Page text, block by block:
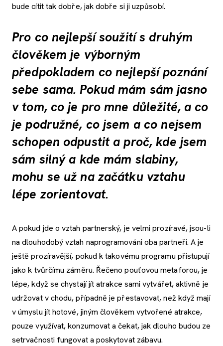
bude cítit tak dobře, jak dobře si ji uzpůsobí.
Pro co nejlepší soužití s druhým
člověkem je výborným
předpokladem co nejlepší poznání
sebe sama. Pokud mám sám jasno
v tom, co je pro mne důležité, a co
je podružné, co jsem a co nejsem
schopen odpustit a proč, kde jsem
sám silný a kde mám slabiny,
mohu se už na začátku vztahu
lépe zorientovat.
A pokud jde o vztah partnerský, je velmi prozíravé, jsou-li
na dlouhodobý vztah naprogramováni oba partneři. A je
ještě prozíravější, pokud k takovému programu přistupují
jako k tvůrčímu záměru. Řečeno pouťovou metaforou, je
lépe, když se chystají jít atrakce sami vytvářet, aktivně je
udržovat v chodu, případně je přestavovat, než když mají
v úmyslu jít hotové, jiným člověkem vytvořené atrakce,
pouze využívat, konzumovat a čekat, jak dlouho budou ze
setrvačnosti fungovat a poskytovat zábavu.